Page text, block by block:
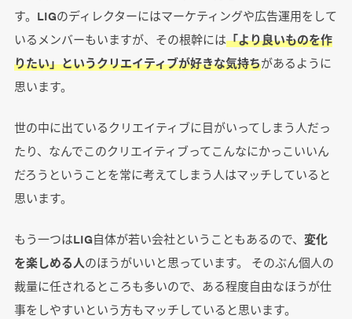
す。LIGのディレクターにはマーケティングや広告運用をして
いるメンバーもいますが、その根幹には「より良いものを作
りたい」というクリエイティブが好きな気持ちがあるように
思います。
世の中に出ているクリエイティブに目がいってしまう人だっ
たり、なんでこのクリエイティブってこんなにかっこいいん
だろうということを常に考えてしまう人はマッチしていると
思います。
もう一つはLIG自体が若い会社ということもあるので、 変化
を楽しめる人のほうがいいと思っています。 そのぶん個人の
裁量に任されるところも多いので、ある程度自由なほうが仕
事をしやすいという方もマッチしていると思います。